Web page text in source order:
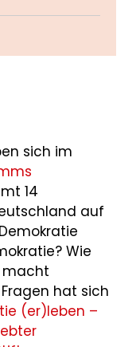
sich im
14
auf
Wie
macht
hat sich
(er)leben –